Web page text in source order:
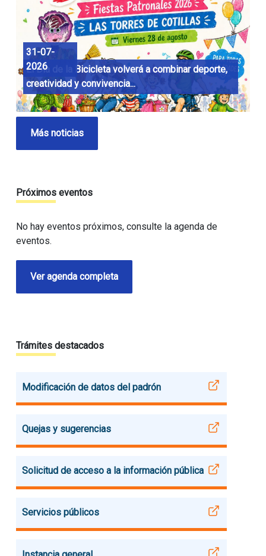
El Día de la Bicicleta volverá a combinar deporte,
creatividad y convivencia...
31-07-
2026
Más noticias
Próximos eventos
No hay eventos próximos, consulte la agenda de
eventos.
Ver agenda completa
Trámites destacados
Modificación de datos del padrón
Quejas y sugerencias
Solicitud de acceso a la información pública
Servicios públicos